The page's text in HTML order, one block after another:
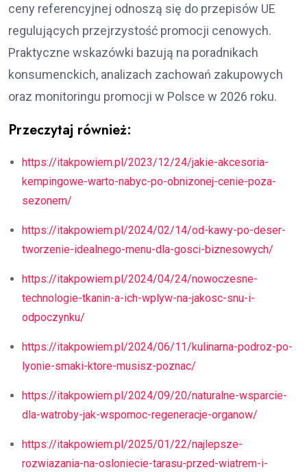
ceny referencyjnej odnoszą się do przepisów UE
regulujących przejrzystość promocji cenowych.
Praktyczne wskazówki bazują na poradnikach
konsumenckich, analizach zachowań zakupowych
oraz monitoringu promocji w Polsce w 2026 roku.
Przeczytaj również:
https://itakpowiem.pl/2023/12/24/jakie-akcesoria-
kempingowe-warto-nabyc-po-obnizonej-cenie-poza-
sezonem/
https://itakpowiem.pl/2024/02/14/od-kawy-po-deser-
tworzenie-idealnego-menu-dla-gosci-biznesowych/
https://itakpowiem.pl/2024/04/24/nowoczesne-
technologie-tkanin-a-ich-wplyw-na-jakosc-snu-i-
odpoczynku/
https://itakpowiem.pl/2024/06/11/kulinarna-podroz-po-
lyonie-smaki-ktore-musisz-poznac/
https://itakpowiem.pl/2024/09/20/naturalne-wsparcie-
dla-watroby-jak-wspomoc-regeneracje-organow/
https://itakpowiem.pl/2025/01/22/najlepsze-
rozwiazania-na-osloniecie-tarasu-przed-wiatrem-i-